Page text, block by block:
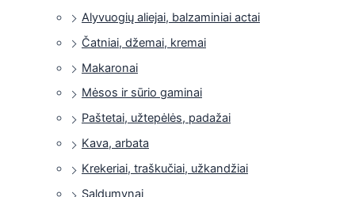
Alyvuogių aliejai, balzaminiai actai
Čatniai, džemai, kremai
Makaronai
Mėsos ir sūrio gaminai
Paštetai, užtepėlės, padažai
Kava, arbata
Krekeriai, traškučiai, užkandžiai
Saldumynai